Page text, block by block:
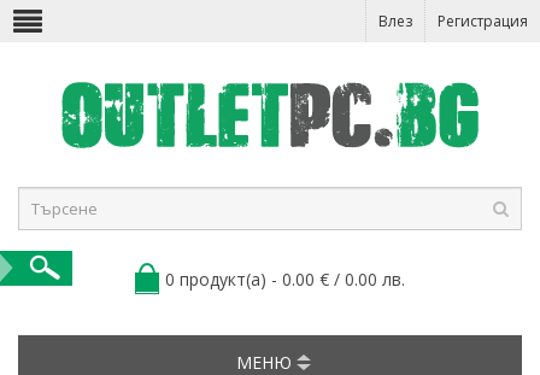
Влез Регистрация
0 продукт(а) - 0.00 € / 0.00 лв.
МЕНЮ